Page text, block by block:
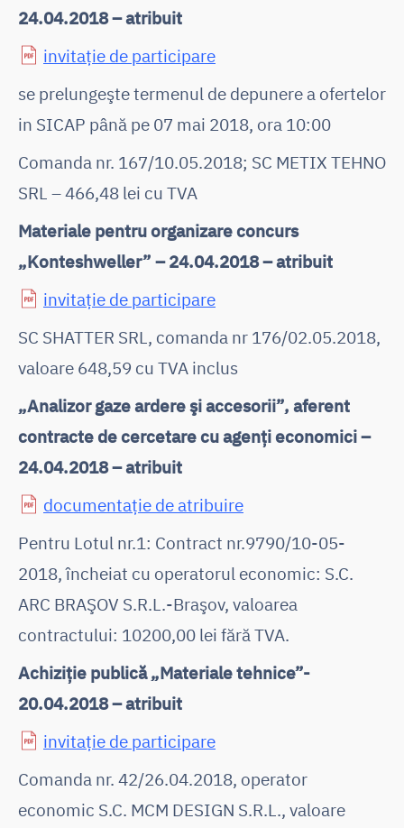
24.04.2018 – atribuit
invitație de participare
se prelungeşte termenul de depunere a ofertelor
in SICAP până pe 07 mai 2018, ora 10:00
Comanda nr. 167/10.05.2018; SC METIX TEHNO
SRL – 466,48 lei cu TVA
Materiale pentru organizare concurs
„Konteshweller” – 24.04.2018 – atribuit
invitație de participare
SC SHATTER SRL, comanda nr 176/02.05.2018,
valoare 648,59 cu TVA inclus
„Analizor gaze ardere şi accesorii”, aferent
contracte de cercetare cu agenţi economici –
24.04.2018 – atribuit
documentație de atribuire
Pentru Lotul nr.1: Contract nr.9790/10-05-
2018, încheiat cu operatorul economic: S.C.
ARC BRAŞOV S.R.L.-Braşov, valoarea
contractului: 10200,00 lei fără TVA.
Achiziţie publică „Materiale tehnice”-
20.04.2018 – atribuit
invitaţie de participare
Comanda nr. 42/26.04.2018, operator
economic S.C. MCM DESIGN S.R.L., valoare